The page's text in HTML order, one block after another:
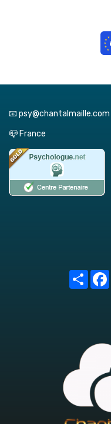
📧 psy@chantalmaille.com
📪 France
Share